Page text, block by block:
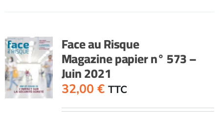
572
-
Mai
Face au Risque
Magazine papier n° 573 –
Juin 2021
32,00 € TTC